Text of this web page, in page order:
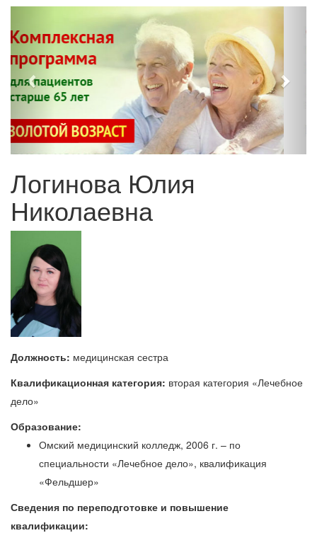
Логинова Юлия
Николаевна
Должность: медицинская сестра
Квалификационная категория: вторая категория «Лечебное
дело»
Образование:
Омский медицинский колледж, 2006 г. – по
специальности «Лечебное дело», квалификация
«Фельдшер»
Сведения по переподготовке и повышение
квалификации: